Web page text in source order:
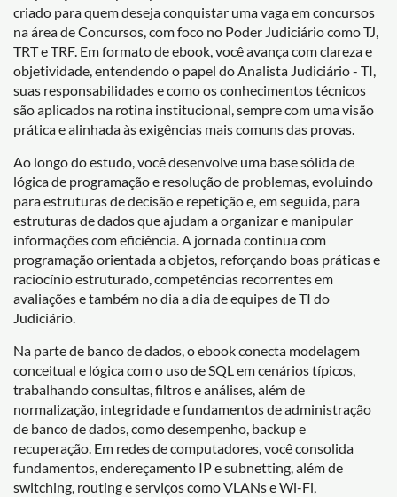
criado para quem deseja conquistar uma vaga em concursos
na área de Concursos, com foco no Poder Judiciário como TJ,
TRT e TRF. Em formato de ebook, você avança com clareza e
objetividade, entendendo o papel do Analista Judiciário - TI,
suas responsabilidades e como os conhecimentos técnicos
são aplicados na rotina institucional, sempre com uma visão
prática e alinhada às exigências mais comuns das provas.
Ao longo do estudo, você desenvolve uma base sólida de
lógica de programação e resolução de problemas, evoluindo
para estruturas de decisão e repetição e, em seguida, para
estruturas de dados que ajudam a organizar e manipular
informações com eficiência. A jornada continua com
programação orientada a objetos, reforçando boas práticas e
raciocínio estruturado, competências recorrentes em
avaliações e também no dia a dia de equipes de TI do
Judiciário.
Na parte de banco de dados, o ebook conecta modelagem
conceitual e lógica com o uso de SQL em cenários típicos,
trabalhando consultas, filtros e análises, além de
normalização, integridade e fundamentos de administração
de banco de dados, como desempenho, backup e
recuperação. Em redes de computadores, você consolida
fundamentos, endereçamento IP e subnetting, além de
switching, routing e serviços como VLANs e Wi-Fi,